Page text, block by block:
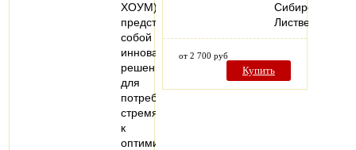
ХОУМ)
представляет
собой
инновационное
решение
для
потребителей,
стремящихся
к
оптимизации
Сибирской
Лиственницы.
от 2 700 руб
Купить